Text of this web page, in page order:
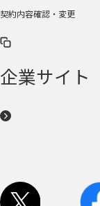
契約内容確認・変更
企業サイト